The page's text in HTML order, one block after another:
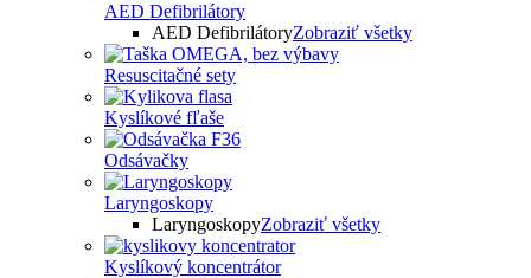
AED Defibrilátory
AED DefibrilátoryZobraziť všetky
Resuscitačné sety
Kyslíkové fľaše
Odsávačky
Laryngoskopy
LaryngoskopyZobraziť všetky
Kyslíkový koncentrátor